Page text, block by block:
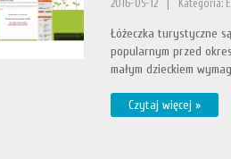
2016-05-12 Kategoria:
Łóżeczka turystyczne
popularnym przed
małym dzieckiem
Czytaj więcej »